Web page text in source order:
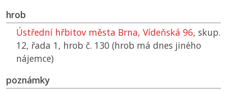
hrob
Ústřední hřbitov města Brna, Vídeňská 96, skup.
12, řada 1, hrob č. 130 (hrob má dnes jiného
nájemce)
poznámky